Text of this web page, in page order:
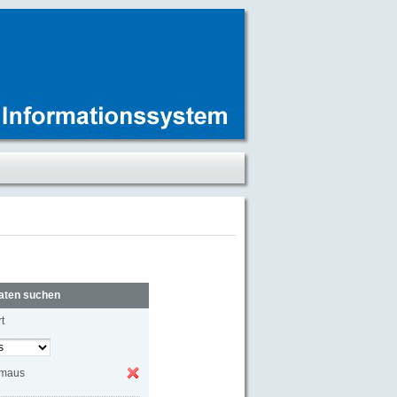
suchen